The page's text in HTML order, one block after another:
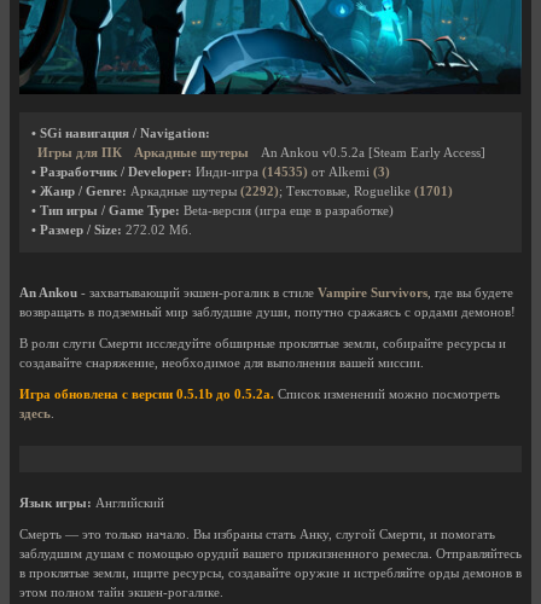
• SGi навигация / Navigation:
Игры для ПК
Аркадные шутеры
An Ankou v0.5.2a [Steam Early Access]
• Разработчик / Developer: Инди-игра (14535) от Alkemi (3)
• Жанр / Genre: Аркадные шутеры (2292); Текстовые, Roguelike (1701)
• Тип игры / Game Type: Beta-версия (игра еще в разработке)
• Размер / Size: 272.02 Мб.
An Ankou - захватывающий экшен-рогалик в стиле Vampire Survivors, где вы будете
возвращать в подземный мир заблудшие души, попутно сражаясь с ордами демонов!
В роли слуги Смерти исследуйте обширные проклятые земли, собирайте ресурсы и
создавайте снаряжение, необходимое для выполнения вашей миссии.
Игра обновлена с версии 0.5.1b до 0.5.2a. Список изменений можно посмотреть
здесь.
Язык игры: Английский
Смерть — это только начало. Вы избраны стать Анку, слугой Смерти, и помогать
заблудшим душам с помощью орудий вашего прижизненного ремесла. Отправляйтесь
в проклятые земли, ищите ресурсы, создавайте оружие и истребляйте орды демонов в
этом полном тайн экшен-рогалике.